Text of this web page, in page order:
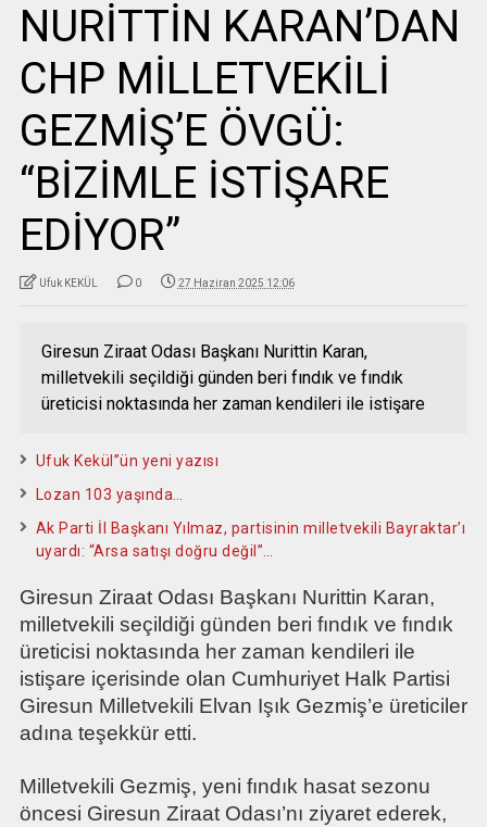
NURİTTİN KARAN’DAN
CHP MİLLETVEKİLİ
GEZMİŞ’E ÖVGÜ:
“BİZİMLE İSTİŞARE
EDİYOR”
Ufuk KEKÜL 0 27 Haziran 2025 12:06
Giresun Ziraat Odası Başkanı Nurittin Karan,
milletvekili seçildiği günden beri fındık ve fındık
üreticisi noktasında her zaman kendileri ile istişare
Ufuk Kekül”ün yeni yazısı
Lozan 103 yaşında…
Ak Parti İl Başkanı Yılmaz, partisinin milletvekili Bayraktar’ı
uyardı: “Arsa satışı doğru değil”…
Giresun Ziraat Odası Başkanı Nurittin Karan,
milletvekili seçildiği günden beri fındık ve fındık
üreticisi noktasında her zaman kendileri ile
istişare içerisinde olan Cumhuriyet Halk Partisi
Giresun Milletvekili Elvan Işık Gezmiş’e üreticiler
adına teşekkür etti.
Milletvekili Gezmiş, yeni fındık hasat sezonu
öncesi Giresun Ziraat Odası’nı ziyaret ederek,